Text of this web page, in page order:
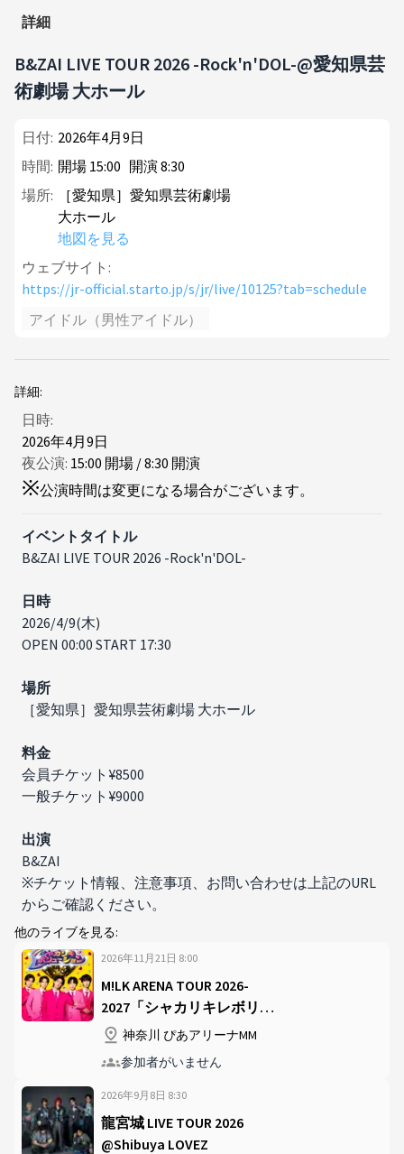
詳細
B&ZAI LIVE TOUR 2026 -Rock'n'DOL-@愛知県芸
術劇場 大ホール
日付: 2026年4月9日
時間: 開場 15:00 開演8:30
場所:
［愛知県］愛知県芸術劇場
大ホール
地図を見る
ウェブサイト:
https://jr-official.starto.jp/s/jr/live/10125?tab=schedule
アイドル（男性アイドル）
詳細:
日時:
2026年4月9日
夜公演: 15:00 開場 /8:30 開演
※公演時間は変更になる場合がございます。
イベントタイトル
B&ZAI LIVE TOUR 2026 -Rock'n'DOL-
日時
2026/4/9(木)
OPEN 00:00 START 17:30
場所
［愛知県］愛知県芸術劇場 大ホール
料金
会員チケット¥8500
一般チケット¥9000
出演​
B&ZAI
※チケット情報、注意事項、お問い合わせは上記のURL
からご確認ください。
他のライブを見る:
2026年11月21日 8:00
M!LK ARENA TOUR 2026-
2027「シャカリキレボリュ
ーション」 @ぴあアリーナ
神奈川 ぴあアリーナMM
参加者がいません
2026年9月8日 8:30
龍宮城 LIVE TOUR 2026
@Shibuya LOVEZ